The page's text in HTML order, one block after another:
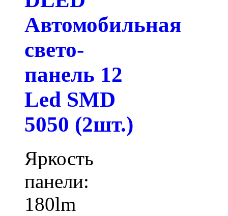
Автомобильная
свето-
панель 12
Led SMD
5050 (2шт.)
Яркость
панели:
180lm